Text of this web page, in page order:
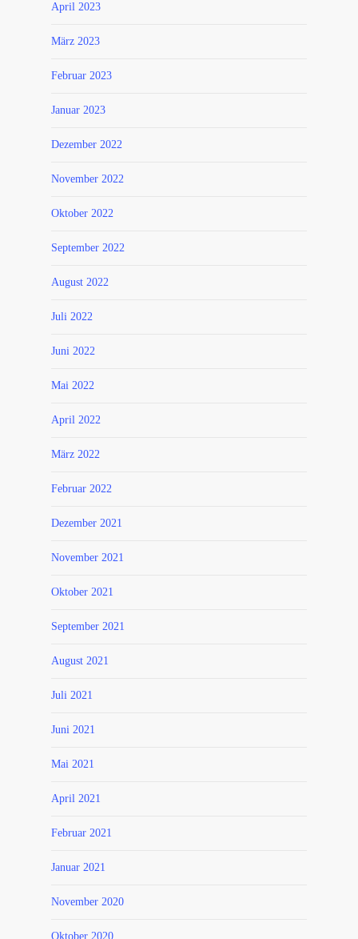
April 2023
März 2023
Februar 2023
Januar 2023
Dezember 2022
November 2022
Oktober 2022
September 2022
August 2022
Juli 2022
Juni 2022
Mai 2022
April 2022
März 2022
Februar 2022
Dezember 2021
November 2021
Oktober 2021
September 2021
August 2021
Juli 2021
Juni 2021
Mai 2021
April 2021
Februar 2021
Januar 2021
November 2020
Oktober 2020